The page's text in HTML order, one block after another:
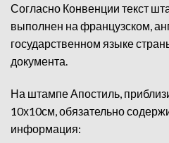
Согласно Конвенции текст
выполнен на французском,
государственном языке
документа.
На штампе Апостиль,
10х10см, обязательно
информация: